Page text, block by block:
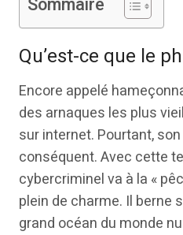
Qu’est-ce que le
Encore appelé
des arnaques les plus
sur internet. Pourtant,
conséquent. Avec cette
cybercriminel va à la «
plein de charme. Il berne
grand océan du monde